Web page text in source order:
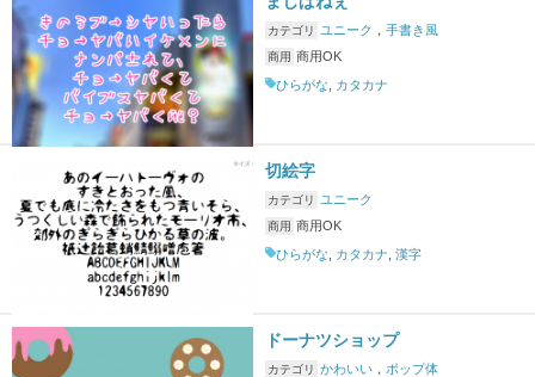
カテゴリ ユニーク ， 手書き風
商用 商用OK
ひらがな
カタカナ
切絵字
カテゴリ ユニーク
商用 商用OK
ひらがな
カタカナ 漢字
ドーナツショップ
カテゴリ かわいい， ポップ体